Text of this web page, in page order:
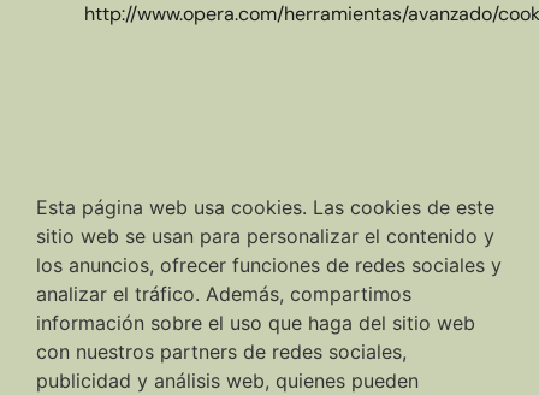
http://www.opera.com/herramientas/avanzado/
Esta página web usa cookies. Las cookies de este
sitio web se usan para personalizar el contenido y
los anuncios, ofrecer funciones de redes sociales y
analizar el tráfico. Además, compartimos
información sobre el uso que haga del sitio web
con nuestros partners de redes sociales,
publicidad y análisis web, quienes pueden